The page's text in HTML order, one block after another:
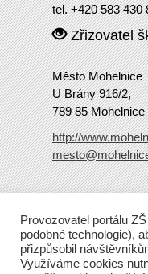
tel. +420 583 430
Zřizovatel
Město Mohelnice
U Brány 916/2,
789 85 Mohelnice
http://
Tento web běží
Provozovatel portálu
podobné technologie),
přizpůsobil
Využíváme cookies